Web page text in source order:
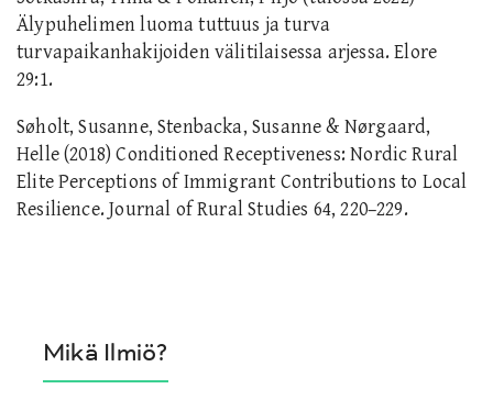
Mikä Ilmiö?
Älypuhelimen luoma tuttuus ja turva
turvapaikanhakijoiden välitilaisessa arjessa. Elore
29:1.
Søholt, Susanne, Stenbacka, Susanne & Nørgaard,
Helle (2018) Conditioned Receptiveness: Nordic Rural
Elite Perceptions of Immigrant Contributions to Local
Resilience. Journal of Rural Studies 64, 220–229.